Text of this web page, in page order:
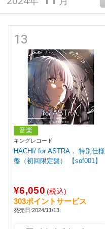
13
音楽
キングレコード
HACHI/ for ASTRA． 特別仕様
盤（初回限定盤） 【sof001】
¥6,050 (税込)
303ポイントサービス
発売日:2024/11/13